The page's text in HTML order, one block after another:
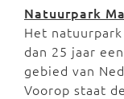
Natuurpark
Het
dan 25 jaar
gebied van
Voorop staat